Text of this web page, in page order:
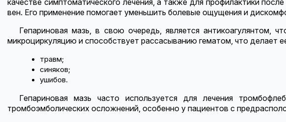
качестве симптоматического лечения, а также для профилактики
вен. Его применение помогает уменьшить болевые ощущения и
Гепариновая мазь, в свою очередь, является антикоагулянтом,
микроциркуляцию и способствует рассасыванию гематом, что делает
травм;
синяков;
ушибов.
Гепариновая мазь часто используется для лечения
тромбоэмболических осложнений, особенно у пациентов с